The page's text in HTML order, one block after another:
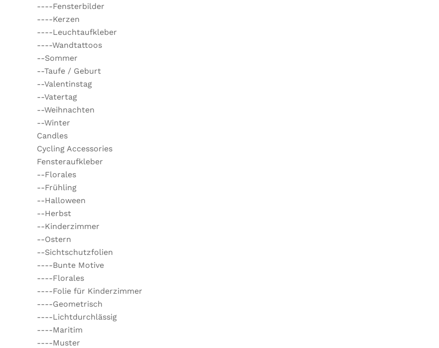
----Fensterbilder
----Kerzen
----Leuchtaufkleber
----Wandtattoos
--Sommer
--Taufe / Geburt
--Valentinstag
--Vatertag
--Weihnachten
--Winter
Candles
Cycling Accessories
Fensteraufkleber
--Florales
--Frühling
--Halloween
--Herbst
--Kinderzimmer
--Ostern
--Sichtschutzfolien
----Bunte Motive
----Florales
----Folie für Kinderzimmer
----Geometrisch
----Lichtdurchlässig
----Maritim
----Muster